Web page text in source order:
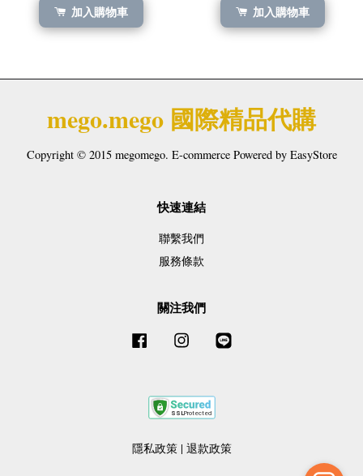
加入購物車 加入購物車
mego.mego 國際精品代購
Copyright © 2015 megomego. E-commerce Powered by EasyStore
快速連結
聯繫我們
服務條款
關注我們
Facebook Instagram
隱私政策| 退款政策